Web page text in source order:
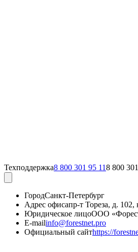
Техподдержка8 800 301 95 118 800
ГородСанкт-Петербург
Адрес офисапр-т Тореза, д.
Юридическое лицоООО
E-mailinfo@forestnet.pro
Официальный сайтhttps://